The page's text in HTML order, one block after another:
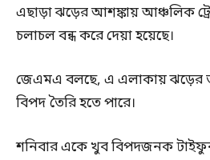
এছাড়া ঝড়ের আশঙ্কায় আঞ্চলিক
চলাচল বন্ধ করে দেয়া হয়েছে।
জেএমএ বলছে, এ এলাকায় ঝড়ের
বিপদ তৈরি হতে পারে।
শনিবার একে খুব বিপদজনক